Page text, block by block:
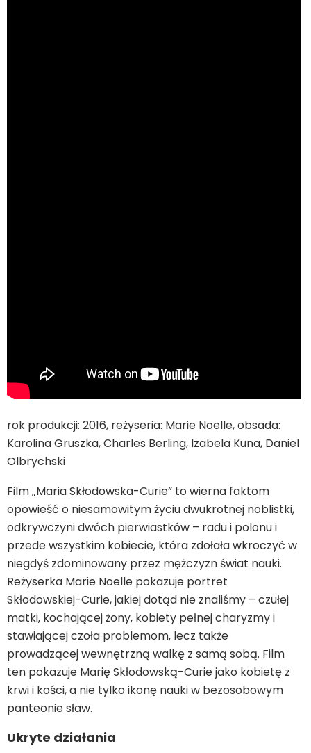
rok produkcji: 2016, reżyseria: Marie Noelle, obsada:
Karolina Gruszka, Charles Berling, Izabela Kuna, Daniel
Olbrychski
Film „Maria Skłodowska-Curie” to wierna faktom
opowieść o niesamowitym życiu dwukrotnej noblistki,
odkrywczyni dwóch pierwiastków – radu i polonu i
przede wszystkim kobiecie, która zdołała wkroczyć w
niegdyś zdominowany przez mężczyzn świat nauki.
Reżyserka Marie Noelle pokazuje portret
Skłodowskiej-Curie, jakiej dotąd nie znaliśmy – czułej
matki, kochającej żony, kobiety pełnej charyzmy i
stawiającej czoła problemom, lecz także
prowadzącej wewnętrzną walkę z samą sobą. Film
ten pokazuje Marię Skłodowską-Curie jako kobietę z
krwi i kości, a nie tylko ikonę nauki w bezosobowym
panteonie sław.
Ukryte działania